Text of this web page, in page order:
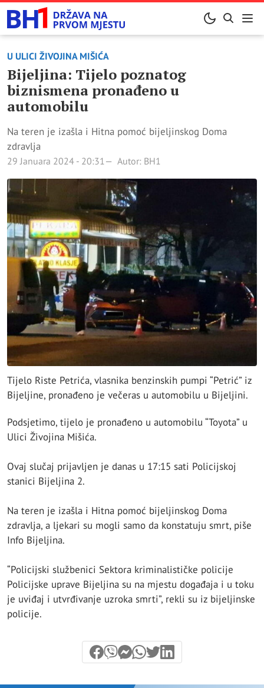
U ULICI ŽIVOJINA MIŠIĆA
Bijeljina: Tijelo poznatog
biznismena pronađeno u
automobilu
Na teren je izašla i Hitna pomoć bijeljinskog Doma
zdravlja
29 Januara 2024 - 20:31 Autor: BH1
Tijelo Riste Petrića, vlasnika benzinskih pumpi “Petrić” iz
Bijeljine, pronađeno je večeras u automobilu u Bijeljini.
Podsjetimo, tijelo je pronađeno u automobilu “Toyota” u
Ulici Živojina Mišića.
Ovaj slučaj prijavljen je danas u 17:15 sati Policijskoj
stanici Bijeljina 2.
Na teren je izašla i Hitna pomoć bijeljinskog Doma
zdravlja, a ljekari su mogli samo da konstatuju smrt, piše
Info Bijeljina.
“Policijski službenici Sektora kriminalističke policije
Policijske uprave Bijeljina su na mjestu događaja i u toku
je uviđaj i utvrđivanje uzroka smrti”, rekli su iz bijeljinske
policije.